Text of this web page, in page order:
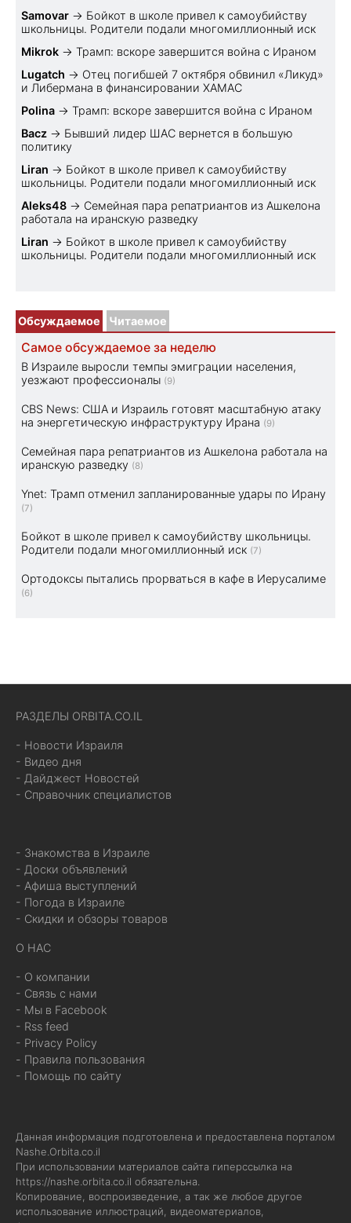
Samovar → Бойкот в школе привел к самоубийству
школьницы. Родители подали многомиллионный иск
Mikrok → Трамп: вскоре завершится война с Ираном
Lugatch → Отец погибшей 7 октября обвинил «Ликуд»
и Либермана в финансировании ХАМАС
Polina → Трамп: вскоре завершится война с Ираном
Bacz → Бывший лидер ШАС вернется в большую
политику
Liran → Бойкот в школе привел к самоубийству
школьницы. Родители подали многомиллионный иск
Aleks48 → Семейная пара репатриантов из Ашкелона
работала на иранскую разведку
Liran → Бойкот в школе привел к самоубийству
школьницы. Родители подали многомиллионный иск
Обсуждаемое Читаемое
Самое обсуждаемое за неделю
В Израиле выросли темпы эмиграции населения,
уезжают профессионалы (9)
CBS News: США и Израиль готовят масштабную атаку
на энергетическую инфраструктуру Ирана (9)
Семейная пара репатриантов из Ашкелона работала на
иранскую разведку (8)
Ynet: Трамп отменил запланированные удары по Ирану
(7)
Бойкот в школе привел к самоубийству школьницы.
Родители подали многомиллионный иск (7)
Ортодоксы пытались прорваться в кафе в Иерусалиме
(6)
РАЗДЕЛЫ ORBITA.CO.IL
- Новости Израиля
- Видео дня
- Дайджест Новостей
- Справочник специалистов
- Знакомства в Израиле
- Доски объявлений
- Афиша выступлений
- Погода в Израиле
- Скидки и обзоры товаров
О НАС
- О компании
- Связь с нами
- Мы в Facebook
- Rss feed
- Privacy Policy
- Правила пользования
- Помощь по сайту
Данная информация подготовлена и предоставлена порталом
Nashe.Orbita.co.il
При использовании материалов сайта гиперссылка на
https://nashe.orbita.co.il обязательна.
Копирование, воспроизведение, а так же любое другое
использование иллюстраций, видеоматериалов,